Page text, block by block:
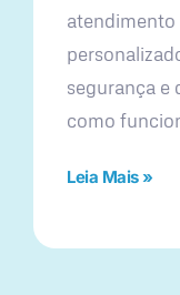
atendimento
segurança e
como
Leia Mais »